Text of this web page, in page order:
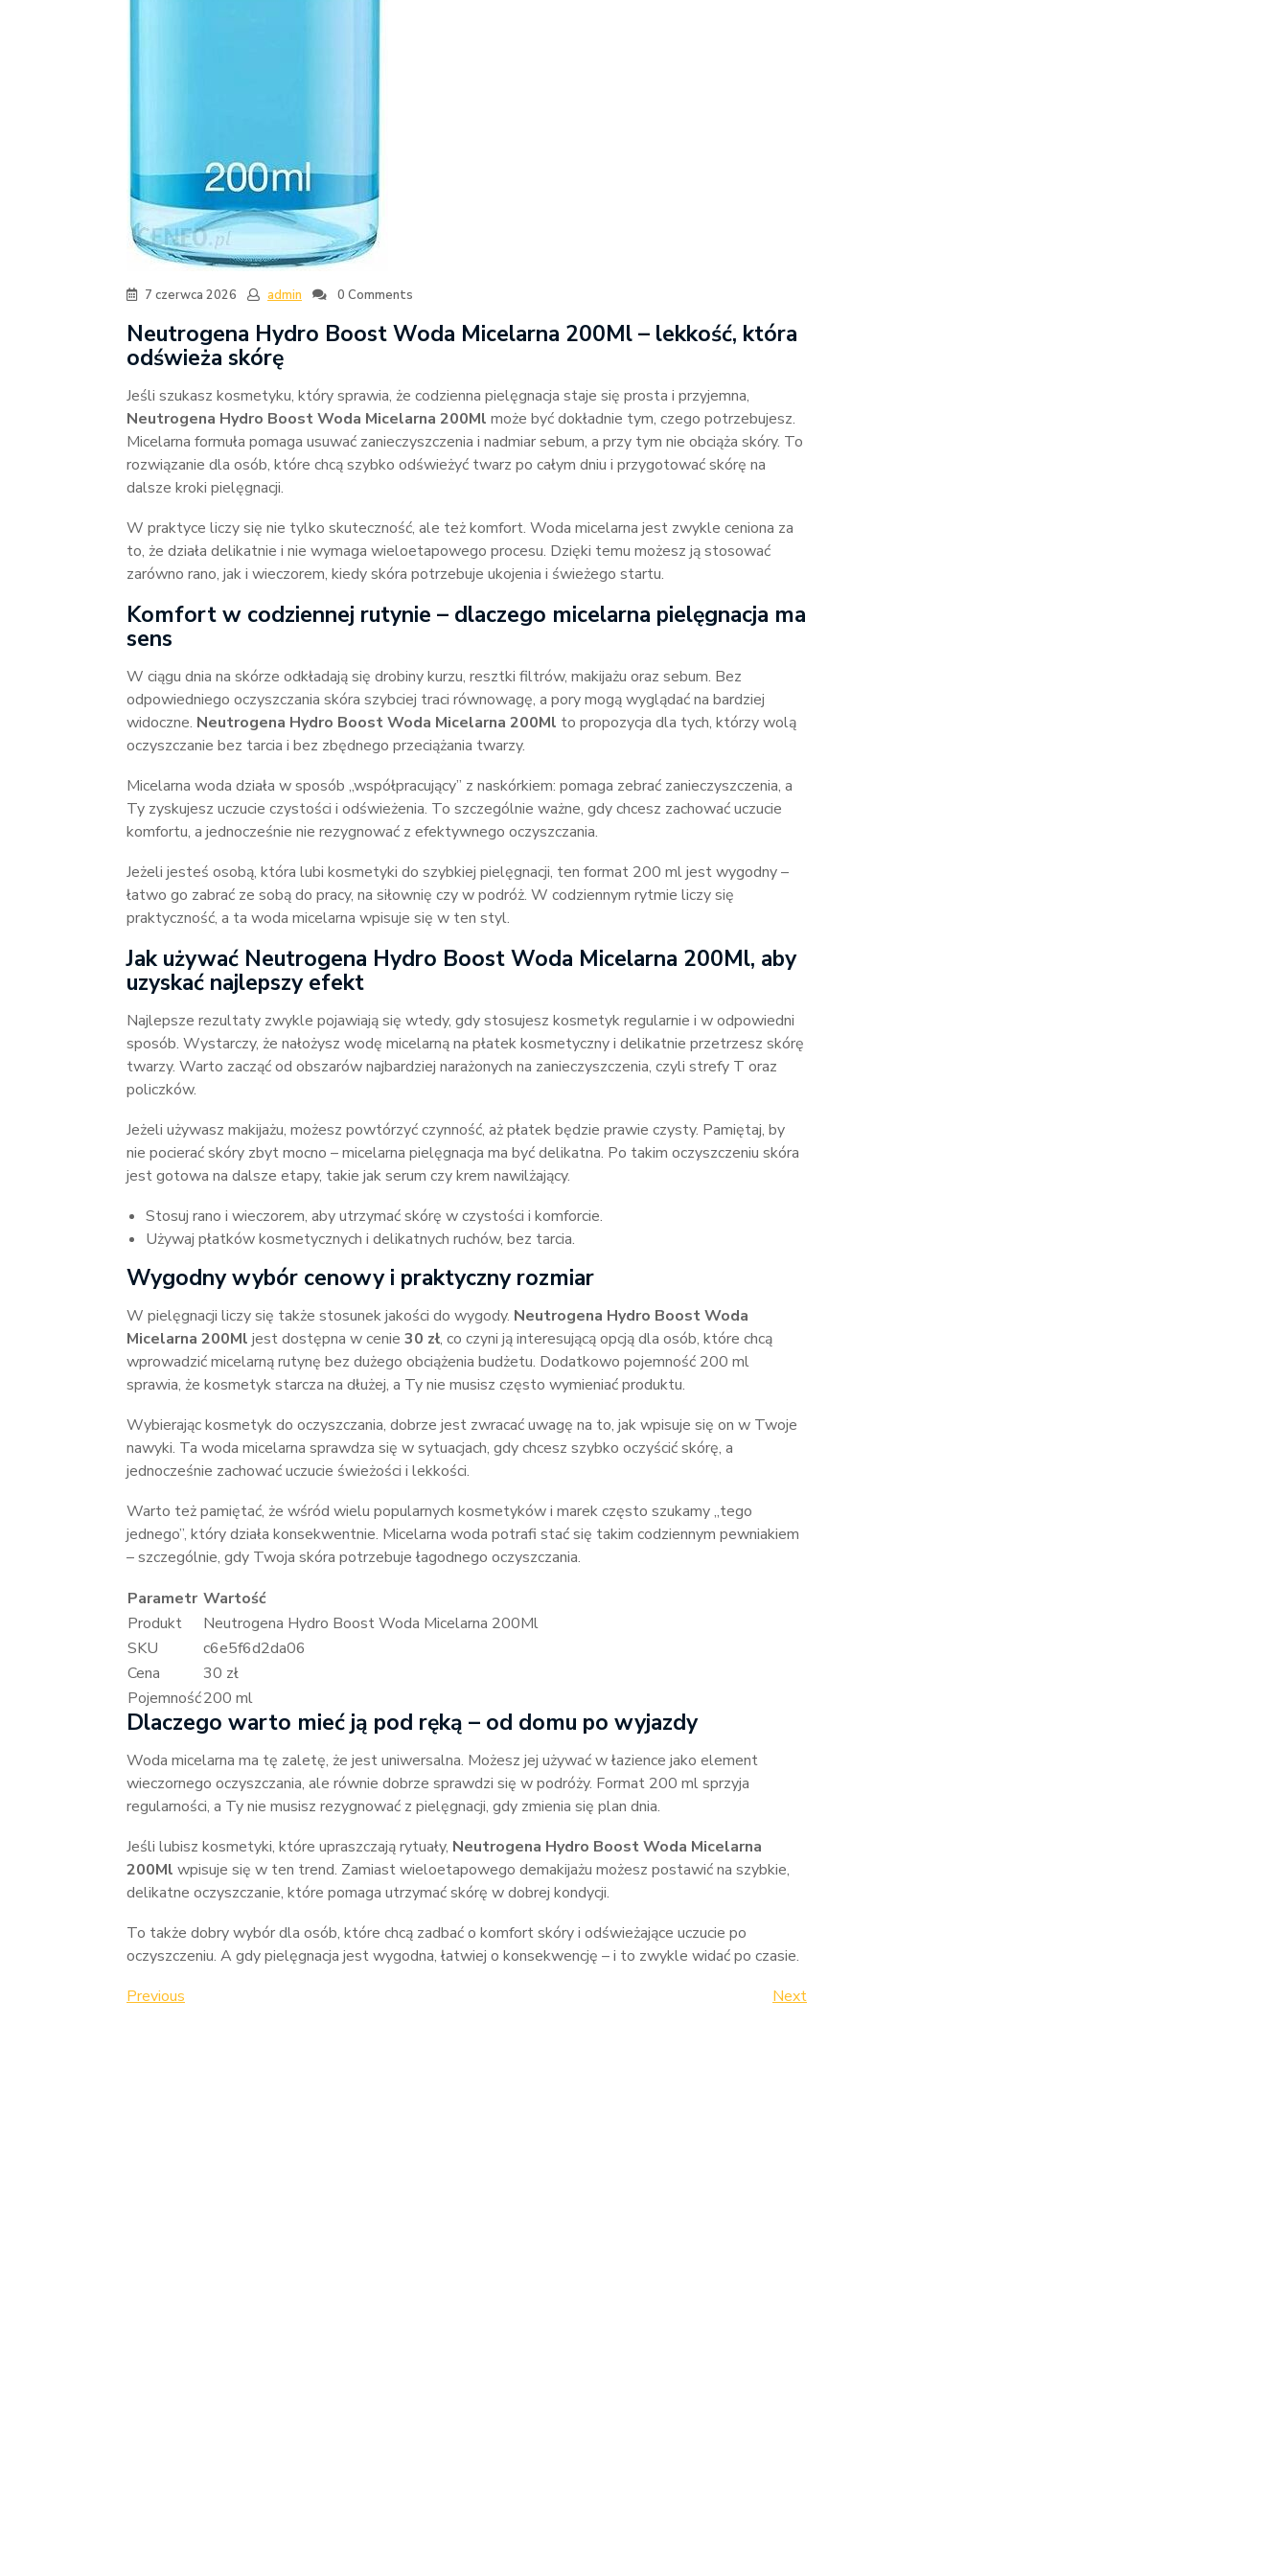
7 czerwca 2026 admin 0 Comments
Neutrogena Hydro Boost Woda Micelarna 200Ml – lekkość, która
odświeża skórę
Jeśli szukasz kosmetyku, który sprawia, że codzienna pielęgnacja staje się prosta i przyjemna,
Neutrogena Hydro Boost Woda Micelarna 200Ml może być dokładnie tym, czego potrzebujesz.
Micelarna formuła pomaga usuwać zanieczyszczenia i nadmiar sebum, a przy tym nie obciąża skóry. To
rozwiązanie dla osób, które chcą szybko odświeżyć twarz po całym dniu i przygotować skórę na
dalsze kroki pielęgnacji.
W praktyce liczy się nie tylko skuteczność, ale też komfort. Woda micelarna jest zwykle ceniona za
to, że działa delikatnie i nie wymaga wieloetapowego procesu. Dzięki temu możesz ją stosować
zarówno rano, jak i wieczorem, kiedy skóra potrzebuje ukojenia i świeżego startu.
Komfort w codziennej rutynie – dlaczego micelarna pielęgnacja ma
sens
W ciągu dnia na skórze odkładają się drobiny kurzu, resztki filtrów, makijażu oraz sebum. Bez
odpowiedniego oczyszczania skóra szybciej traci równowagę, a pory mogą wyglądać na bardziej
widoczne. Neutrogena Hydro Boost Woda Micelarna 200Ml to propozycja dla tych, którzy wolą
oczyszczanie bez tarcia i bez zbędnego przeciążania twarzy.
Micelarna woda działa w sposób „współpracujący” z naskórkiem: pomaga zebrać zanieczyszczenia, a
Ty zyskujesz uczucie czystości i odświeżenia. To szczególnie ważne, gdy chcesz zachować uczucie
komfortu, a jednocześnie nie rezygnować z efektywnego oczyszczania.
Jeżeli jesteś osobą, która lubi kosmetyki do szybkiej pielęgnacji, ten format 200 ml jest wygodny –
łatwo go zabrać ze sobą do pracy, na siłownię czy w podróż. W codziennym rytmie liczy się
praktyczność, a ta woda micelarna wpisuje się w ten styl.
Jak używać Neutrogena Hydro Boost Woda Micelarna 200Ml, aby
uzyskać najlepszy efekt
Najlepsze rezultaty zwykle pojawiają się wtedy, gdy stosujesz kosmetyk regularnie i w odpowiedni
sposób. Wystarczy, że nałożysz wodę micelarną na płatek kosmetyczny i delikatnie przetrzesz skórę
twarzy. Warto zacząć od obszarów najbardziej narażonych na zanieczyszczenia, czyli strefy T oraz
policzków.
Jeżeli używasz makijażu, możesz powtórzyć czynność, aż płatek będzie prawie czysty. Pamiętaj, by
nie pocierać skóry zbyt mocno – micelarna pielęgnacja ma być delikatna. Po takim oczyszczeniu skóra
jest gotowa na dalsze etapy, takie jak serum czy krem nawilżający.
Stosuj rano i wieczorem, aby utrzymać skórę w czystości i komforcie.
Używaj płatków kosmetycznych i delikatnych ruchów, bez tarcia.
Wygodny wybór cenowy i praktyczny rozmiar
W pielęgnacji liczy się także stosunek jakości do wygody. Neutrogena Hydro Boost Woda
Micelarna 200Ml jest dostępna w cenie 30 zł, co czyni ją interesującą opcją dla osób, które chcą
wprowadzić micelarną rutynę bez dużego obciążenia budżetu. Dodatkowo pojemność 200 ml
sprawia, że kosmetyk starcza na dłużej, a Ty nie musisz często wymieniać produktu.
Wybierając kosmetyk do oczyszczania, dobrze jest zwracać uwagę na to, jak wpisuje się on w Twoje
nawyki. Ta woda micelarna sprawdza się w sytuacjach, gdy chcesz szybko oczyścić skórę, a
jednocześnie zachować uczucie świeżości i lekkości.
Warto też pamiętać, że wśród wielu popularnych kosmetyków i marek często szukamy „tego
jednego”, który działa konsekwentnie. Micelarna woda potrafi stać się takim codziennym pewniakiem
– szczególnie, gdy Twoja skóra potrzebuje łagodnego oczyszczania.
Parametr Wartość
Produkt
Neutrogena Hydro Boost Woda Micelarna 200Ml
SKU
c6e5f6d2da06
Cena
30 zł
Pojemność200 ml
Dlaczego warto mieć ją pod ręką – od domu po wyjazdy
Woda micelarna ma tę zaletę, że jest uniwersalna. Możesz jej używać w łazience jako element
wieczornego oczyszczania, ale równie dobrze sprawdzi się w podróży. Format 200 ml sprzyja
regularności, a Ty nie musisz rezygnować z pielęgnacji, gdy zmienia się plan dnia.
Jeśli lubisz kosmetyki, które upraszczają rytuały, Neutrogena Hydro Boost Woda Micelarna
200Ml wpisuje się w ten trend. Zamiast wieloetapowego demakijażu możesz postawić na szybkie,
delikatne oczyszczanie, które pomaga utrzymać skórę w dobrej kondycji.
To także dobry wybór dla osób, które chcą zadbać o komfort skóry i odświeżające uczucie po
oczyszczeniu. A gdy pielęgnacja jest wygodna, łatwiej o konsekwencję – i to zwykle widać po czasie.
Nawigacja
Previous
Previous
Next
Next